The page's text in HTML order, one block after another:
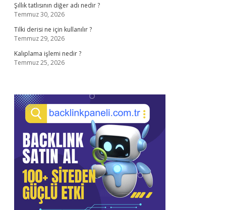
Şıllık tatlısının diğer adı nedir ?
Temmuz 30, 2026
Tilki derisi ne için kullanılır ?
Temmuz 29, 2026
Kalıplama işlemi nedir ?
Temmuz 25, 2026